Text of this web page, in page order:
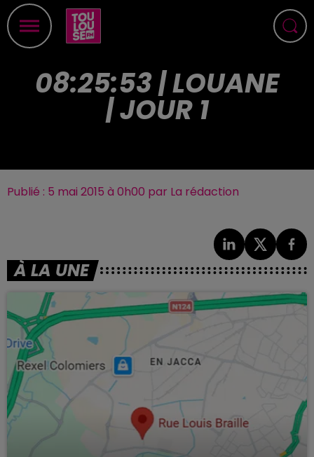
08:25:53 | LOUANE
| JOUR 1
Publié : 5 mai 2015 à 0h00 par La rédaction
À LA UNE